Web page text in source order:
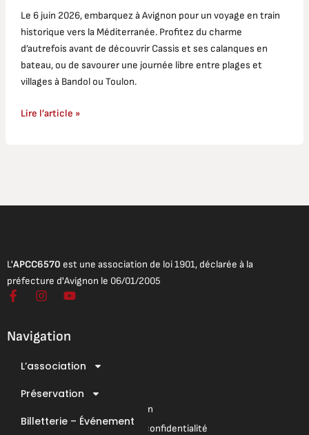
Le 6 juin 2026, embarquez à Avignon pour un voyage en train
historique vers la Méditerranée. Profitez du charme
d’autrefois avant de découvrir Cassis et ses calanques en
bateau, ou de savourer une journée libre entre plages et
villages à Bandol ou Toulon.
Lire l’article »
L'APCC6570 est une association de loi 1901, déclarée à la
préfecture d'Avignon le 06/01/2005
F
e
b
I
t
a
r
m
Y
t
u
e
Navigation
L’association
Préservation
Billetterie – Événement
Mentions légales
Conditions Générales de Vente
Conditions Générales d’Utilisation
Mentions légales & Politique de confidentialité